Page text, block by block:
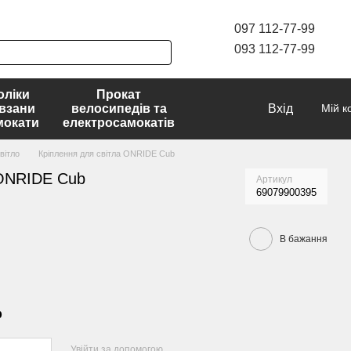
097 112-77-99
093 112-77-99
Прокат
велосипедів та
електросамокатів
Вхід Мій
Кріплення для світла ONRIDE Cub
Cub Артикул
69079900395
В бажання